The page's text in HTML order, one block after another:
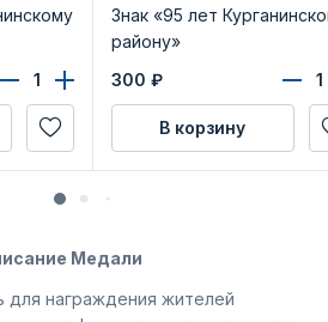
Знак «95 лет
району»
300 ₽
В корзину
Медали
награждения жителей